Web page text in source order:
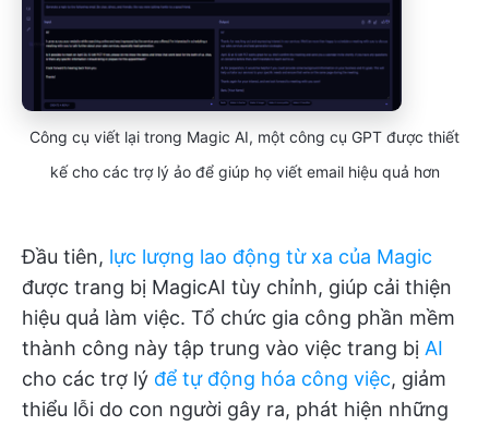
Công cụ viết lại trong Magic AI, một công cụ GPT được thiết
kế cho các trợ lý ảo để giúp họ viết email hiệu quả hơn
Đầu tiên, lực lượng lao động từ xa của Magic
được trang bị MagicAI tùy chỉnh, giúp cải thiện
hiệu quả làm việc. Tổ chức gia công phần mềm
thành công này tập trung vào việc trang bị AI
cho các trợ lý để tự động hóa công việc, giảm
thiểu lỗi do con người gây ra, phát hiện những